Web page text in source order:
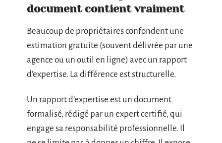
document contient vraiment
Beaucoup de propriétaires confondent une
estimation gratuite (souvent délivrée par une
agence ou un outil en ligne) avec un rapport
d’expertise. La différence est structurelle.
Un rapport d’expertise est un document
formalisé, rédigé par un expert certifié, qui
engage sa responsabilité professionnelle. Il